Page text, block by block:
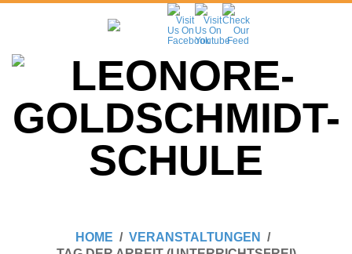
content
HOME
VERANSTALTUNGEN